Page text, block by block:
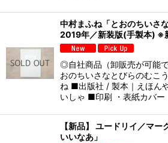
中村まふね「とおのちいさ
2019年／新装版(手製本) ※
◎自社商品（卸販売が可能
おのちいさなとびらのむこ
ね ■出版社 / 製本｜えほん
いしゃ ■印刷 ・表紙カバ
【新品】 ユードリイ／マ
いいなあ」